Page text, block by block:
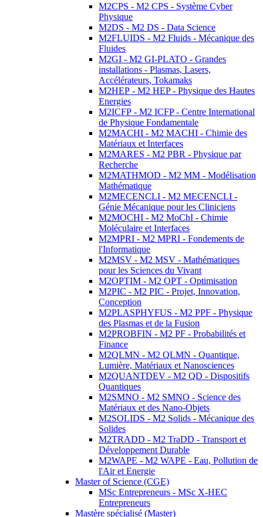
M2CPS - M2 CPS - Système Cyber
Physique
M2DS - M2 DS - Data Science
M2FLUIDS - M2 Fluids - Mécanique des
Fluides
M2GI - M2 GI-PLATO - Grandes
installations - Plasmas, Lasers,
Accélérateurs, Tokamaks
M2HEP - M2 HEP - Physique des Hautes
Energies
M2ICFP - M2 ICFP - Centre International
de Physique Fondamentale
M2MACHI - M2 MACHI - Chimie des
Matériaux et Interfaces
M2MARES - M2 PBR - Physique par
Recherche
M2MATHMOD - M2 MM - Modélisation
Mathématique
M2MECENCLI - M2 MECENCLI -
Génie Mécanique pour les Cliniciens
M2MOCHI - M2 MoChI - Chimie
Moléculaire et Interfaces
M2MPRI - M2 MPRI - Fondements de
l'Informatique
M2MSV - M2 MSV - Mathématiques
pour les Sciences du Vivant
M2OPTIM - M2 OPT - Optimisation
M2PIC - M2 PIC - Projet, Innovation,
Conception
M2PLASPHYFUS - M2 PPF - Physique
des Plasmas et de la Fusion
M2PROBFIN - M2 PF - Probabilités et
Finance
M2QLMN - M2 QLMN - Quantique,
Lumière, Matériaux et Nanosciences
M2QUANTDEV - M2 QD - Dispositifs
Quantiques
M2SMNO - M2 SMNO - Science des
Matériaux et des Nano-Objets
M2SOLIDS - M2 Solids - Mécanique des
Solides
M2TRADD - M2 TraDD - Transport et
Développement Durable
M2WAPE - M2 WAPE - Eau, Pollution de
l'Air et Energie
Master of Science (CGE)
MSc Entrepreneurs - MSc X-HEC
Entrepreneurs
Mastère spécialisé (Master)